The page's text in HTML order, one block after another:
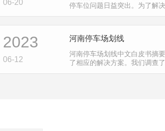
06-20
停车位问题日益突出。为了解
2023
06-12
河南停车场划线
河南停车场划线中文白皮书摘
了相应的解决方案。我们调查